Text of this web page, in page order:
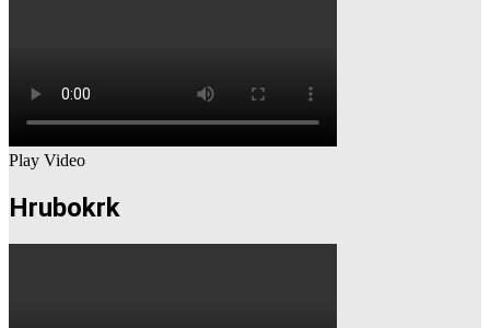
Play Video
Hrubokrk